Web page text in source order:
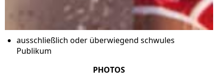
ausschließlich oder überwiegend schwules
Publikum
PHOTOS